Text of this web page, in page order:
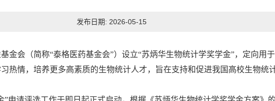
发布日期: 2026-05-15
金会（简称“泰格医药基金会”）设立“苏炳华生物统计学奖学金”，定向用
热情，培养更多高素质的生物统计人才，旨在支持和促进我国高校生物统